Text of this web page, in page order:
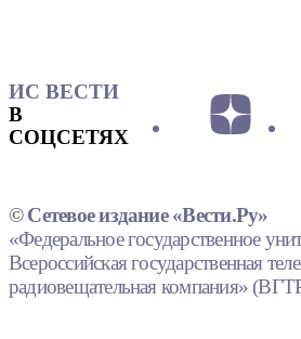
ИС ВЕСТИ
В
СОЦСЕТЯХ
© Сетевое издание «Вести.Ру»
«Федеральное государственное
Всероссийская государственная
радиовещательная компания»